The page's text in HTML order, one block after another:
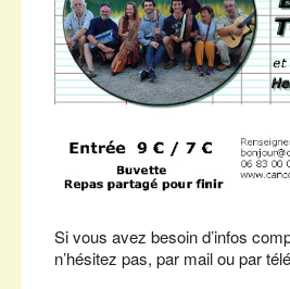
Si vous avez besoin d’infos
n’hésitez pas, par mail ou par